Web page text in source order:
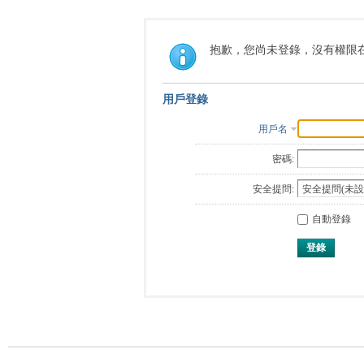
抱歉，您尚未登錄，沒有權限
用戶登錄
用戶名
密碼:
安全提問:
自動登錄
登錄